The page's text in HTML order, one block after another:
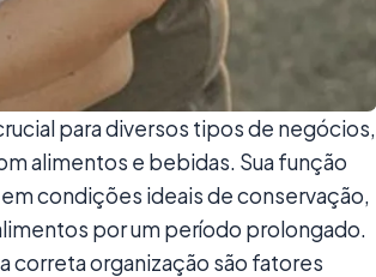
para diversos tipos de negócios,
alimentos e bebidas. Sua função
condições ideais de conservação,
por um período prolongado.
correta organização são fatores